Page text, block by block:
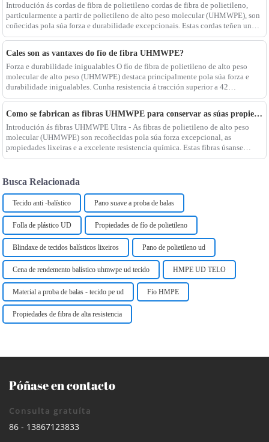
Introdución ás cordas de fibra de polietileno cordas de fibra de polietileno,
particularmente a partir de polietileno de alto peso molecular (UHMWPE), son
coñecidas pola súa forza e durabilidade excepcionais. Estas cordas teñen unha
forza - a relación de peso que
Cales son as vantaxes do fío de fibra UHMWPE?
Forza e durabilidade inigualables O fío de fibra de polietileno de alto peso
molecular de alto peso (UHMWPE) destaca principalmente pola súa forza e
durabilidade inigualables. Cunha resistencia á tracción superior a 42
CN/DTEX, as fibras UHMWPE están entre o estron do mundo
Como se fabrican as fibras UHMWPE para conservar as súas propiedades?
Introdución ás fibras UHMWPE Ultra - As fibras de polietileno de alto peso
molecular (UHMWPE) son recoñecidas pola súa forza excepcional, as
propiedades lixeiras e a excelente resistencia química. Estas fibras úsanse
extensamente en aplicacións que van desde B
Busca Relacionada
Tecido anti -balístico Pano suave a proba de balas
Folla de plástico UD Propiedades de fío de polietileno
Blindaxe de tecidos balísticos lixeiros Pano de polietileno ud
Cena de rendemento balístico uhmwpe ud tecido HMPE UD TELO
Material a proba de balas - tecido pe ud Fío HMPE
Propiedades de fibra de alta resistencia
Póñase en contacto
Consulta gratuíta
86 - 13867123833